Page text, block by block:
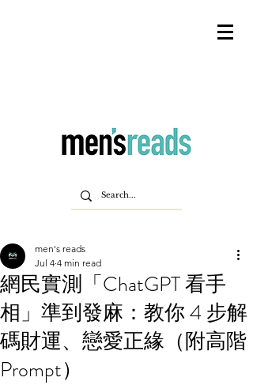
網民實測「ChatGPT 看手
相」準到發麻：教你 4 步解
碼財運、戀愛正緣（附高階
Prompt）
men's reads
Jul 4 4 min read